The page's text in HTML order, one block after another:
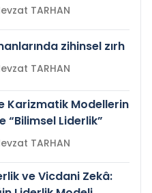
Prof.Dr. Nevzat TARHAN
zihinsel zırh
Prof.Dr. Nevzat TARHAN
Karizmatik Modellerin
“Bilimsel Liderlik”
Prof.Dr. Nevzat TARHAN
ve Vicdani Zekâ: